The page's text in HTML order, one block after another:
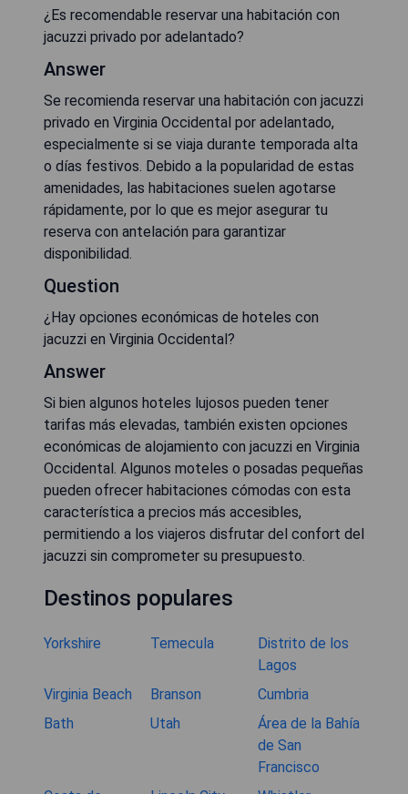
¿Es recomendable reservar una habitación con
jacuzzi privado por adelantado?
Answer
Se recomienda reservar una habitación con jacuzzi
privado en Virginia Occidental por adelantado,
especialmente si se viaja durante temporada alta
o días festivos. Debido a la popularidad de estas
amenidades, las habitaciones suelen agotarse
rápidamente, por lo que es mejor asegurar tu
reserva con antelación para garantizar
disponibilidad.
Question
¿Hay opciones económicas de hoteles con
jacuzzi en Virginia Occidental?
Answer
Si bien algunos hoteles lujosos pueden tener
tarifas más elevadas, también existen opciones
económicas de alojamiento con jacuzzi en Virginia
Occidental. Algunos moteles o posadas pequeñas
pueden ofrecer habitaciones cómodas con esta
característica a precios más accesibles,
permitiendo a los viajeros disfrutar del confort del
jacuzzi sin comprometer su presupuesto.
Destinos populares
Yorkshire Temecula
Distrito de los
Lagos
Virginia Beach
Branson
Cumbria
Bath
Utah
Área de la Bahía
de San
Francisco